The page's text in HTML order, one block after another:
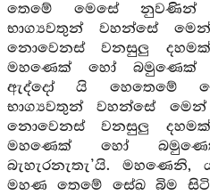
තෙමේ මෙසේ නුවණින්
භාග්‍යවතුන් වහන්සේ
නොවෙනස් වනසුලු
මහණෙක් හෝ බමුණෙක්
ඇද්දෝ යි හෙතෙමේ
භාග්‍යවතුන් වහන්සේ
නොවෙනස් වනසුලු
මහණෙක් හෝ
බැහැරනැතැ’යි.
මහණ තෙමේ සේඛ බිම